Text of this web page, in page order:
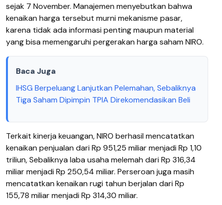
sejak 7 November. Manajemen menyebutkan bahwa
kenaikan harga tersebut murni mekanisme pasar,
karena tidak ada informasi penting maupun material
yang bisa memengaruhi pergerakan harga saham NIRO.
Baca Juga
IHSG Berpeluang Lanjutkan Pelemahan, Sebaliknya
Tiga Saham Dipimpin TPIA Direkomendasikan Beli
Terkait kinerja keuangan, NIRO berhasil mencatatkan
kenaikan penjualan dari Rp 951,25 miliar menjadi Rp 1,10
triliun, Sebaliknya laba usaha melemah dari Rp 316,34
miliar menjadi Rp 250,54 miliar. Perseroan juga masih
mencatatkan kenaikan rugi tahun berjalan dari Rp
155,78 miliar menjadi Rp 314,30 miliar.